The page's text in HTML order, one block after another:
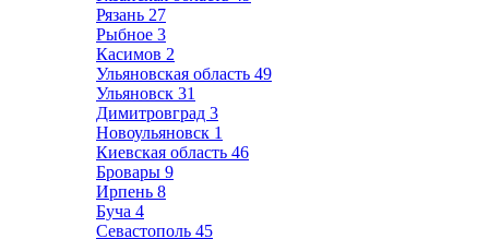
Рязань 27
Рыбное 3
Касимов 2
Ульяновская область 49
Ульяновск 31
Димитровград 3
Новоульяновск 1
Киевская область 46
Бровары 9
Ирпень 8
Буча 4
Севастополь 45